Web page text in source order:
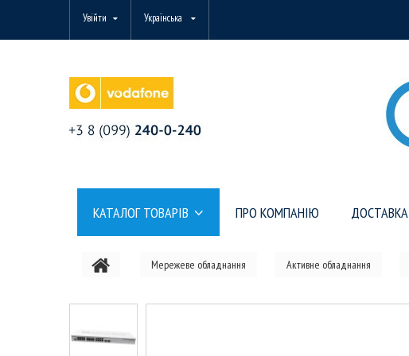
Увійти Українська
КАТАЛОГ ТОВАРІВ ПРО КОМПАНІЮ ДОСТАВКА
Мережеве обладнання Активне обладнання